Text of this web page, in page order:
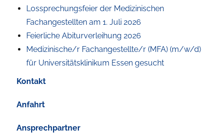
Lossprechungsfeier der Medizinischen
Fachangestellten am 1. Juli 2026
Feierliche Abiturverleihung 2026
Medizinische/r Fachangestellte/r (MFA) (m/w/d)
für Universitätsklinikum Essen gesucht
Kontakt
Anfahrt
Ansprechpartner